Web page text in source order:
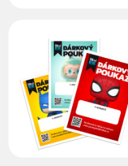
DÁRKOVÝ
POUKAZ
K TISKU